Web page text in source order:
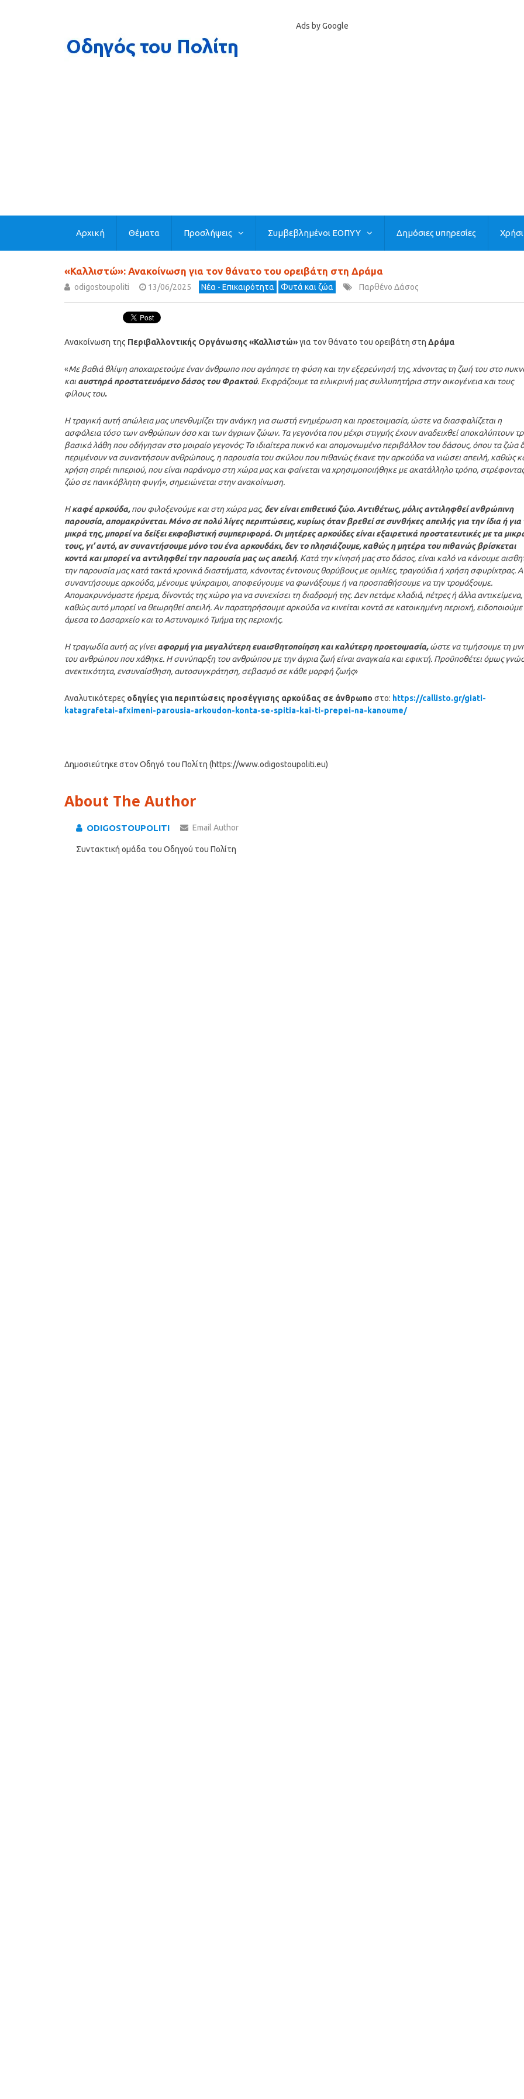
Ads by Google
Αρχική Θέματα Προσλήψεις Συμβεβλημένοι ΕΟΠΥΥ Δημόσιες υπηρεσίες
«Καλλιστώ»: Ανακοίνωση για τον θάνατο του ορειβάτη στη Δράμα
odigostoupoliti 13/06/2025 Νέα - Επικαιρότητα Φυτά και ζώα Παρθένο Δάσος
Ανακοίνωση της Περιβαλλοντικής Οργάνωσης «Καλλιστώ»για τον θάνατο του ορειβάτη στη Δράμα
«Με βαθιά θλίψη αποχαιρετούμε έναν άνθρωπο που αγάπησε τη φύση και την εξερεύνησή της, χάνοντας τη ζωή του στο
και αυστηρά προστατευόμενο δάσος του Φρακτού. Εκφράζουμε τα ειλικρινή μας συλλυπητήρια στην οικογένεια και τους
φίλους του.
Η τραγική αυτή απώλεια μας υπενθυμίζει την ανάγκη για σωστή ενημέρωση και προετοιμασία, ώστε να διασφαλίζεται η
ασφάλεια τόσο των ανθρώπων όσο και των άγριων ζώων. Τα γεγονότα που μέχρι στιγμής έχουν αναδειχθεί αποκαλύπτουν
βασικά λάθη που οδήγησαν στο μοιραίο γεγονός: Το ιδιαίτερα πυκνό και απομονωμένο περιβάλλον του δάσους, όπου τα ζώα
περιμένουν να συναντήσουν ανθρώπους, η παρουσία του σκύλου που πιθανώς έκανε την αρκούδα να νιώσει απειλή, καθώς
χρήση σπρέι πιπεριού, που είναι παράνομο στη χώρα μας και φαίνεται να χρησιμοποιήθηκε με ακατάλληλο τρόπο,
ζώο σε πανικόβλητη φυγή», σημειώνεται στην ανακοίνωση.
Ηκαφέ αρκούδα,που φιλοξενούμε και στη χώρα μας, δεν είναι επιθετικό ζώο. Αντιθέτως, μόλις αντιληφθεί ανθρώπινη
παρουσία, απομακρύνεται. Μόνο σε πολύ λίγες περιπτώσεις, κυρίως όταν βρεθεί σε συνθήκες απειλής για την ίδια ή για
μικρά της, μπορεί να δείξει εκφοβιστική συμπεριφορά. Οι μητέρες αρκούδες είναι εξαιρετικά προστατευτικές με τα
τους, γι’ αυτό, αν συναντήσουμε μόνο του ένα αρκουδάκι, δεν το πλησιάζουμε, καθώς η μητέρα του πιθανώς βρίσκεται
κοντά και μπορεί να αντιληφθεί την παρουσία μας ως απειλή. Κατά την κίνησή μας στο δάσος, είναι καλό να κάνουμε
την παρουσία μας κατά τακτά χρονικά διαστήματα, κάνοντας έντονους θορύβους με ομιλίες, τραγούδια ή χρήση σφυρίχτρας.
συναντήσουμε αρκούδα, μένουμε ψύχραιμοι, αποφεύγουμε να φωνάξουμε ή να προσπαθήσουμε να την τρομάξουμε.
Απομακρυνόμαστε ήρεμα, δίνοντάς της χώρο για να συνεχίσει τη διαδρομή της. Δεν πετάμε κλαδιά, πέτρες ή άλλα αντικείμενα,
καθώς αυτό μπορεί να θεωρηθεί απειλή. Αν παρατηρήσουμε αρκούδα να κινείται κοντά σε κατοικημένη περιοχή, ειδοποιούμε
άμεσα το Δασαρχείο και το Αστυνομικό Τμήμα της περιοχής.
Η τραγωδία αυτή ας γίνει αφορμή για μεγαλύτερη ευαισθητοποίηση και καλύτερη προετοιμασία,ώστε να τιμήσουμε τη
του ανθρώπου που χάθηκε. Η συνύπαρξη του ανθρώπου με την άγρια ζωή είναι αναγκαία και εφικτή. Προϋποθέτει όμως
ανεκτικότητα, ενσυναίσθηση, αυτοσυγκράτηση, σεβασμό σε κάθε μορφή ζωής»
Αναλυτικότερες οδηγίες για περιπτώσεις προσέγγισης αρκούδας σε άνθρωπο στο: https://callisto.gr/giati-
katagrafetai-afximeni-parousia-arkoudon- konta-se-spitia-kai-ti-prepei-na-kanoume/
Δημοσιεύτηκε στον Οδηγό του Πολίτη (https://www.odigostoupoliti.eu)
About The Author
ODIGOSTOUPOLITI Email Author
Συντακτική ομάδα του Οδηγού του Πολίτη